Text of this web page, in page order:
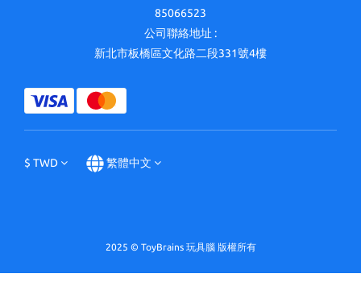
85066523
公司聯絡地址 :
新北市板橋區文化路二段331號4樓
$ TWD 繁體中文
2025 © ToyBrains 玩具腦 版權所有